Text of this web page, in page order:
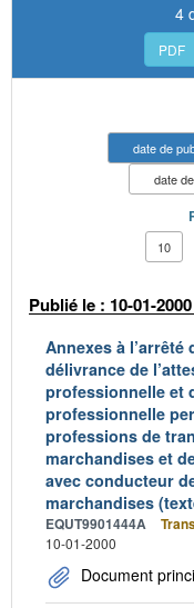
4
PDF
date de
date
10
Publié le : 10-01-2000
Annexes à l’arrêté
délivrance de
professionnelle et
professionnelle
professions de
marchandises et
avec conducteur
marchandises
EQUT9901444A
10-01-2000
Document